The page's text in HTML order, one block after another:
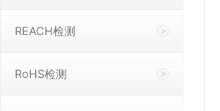
REACH检测
RoHS检测